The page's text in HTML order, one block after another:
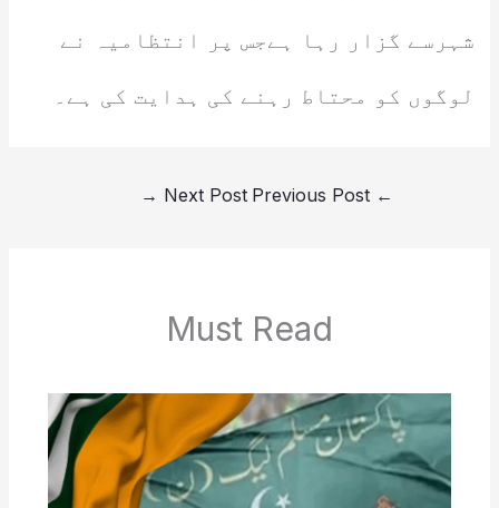
شہرسے گزار رہا ہےجس پر انتظامیہ نے
لوگوں کو محتاط رہنے کی ہدایت کی ہے۔
←
Next Post
→
Must Read